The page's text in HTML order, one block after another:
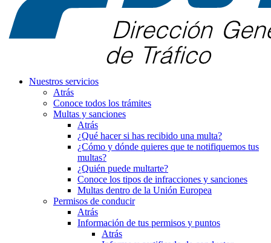
Nuestros servicios
Atrás
Conoce todos los trámites
Multas y sanciones
Atrás
¿Qué hacer si has recibido una multa?
¿Cómo y dónde quieres que te notifiquemos tus
multas?
¿Quién puede multarte?
Conoce los tipos de infracciones y sanciones
Multas dentro de la Unión Europea
Permisos de conducir
Atrás
Información de tus permisos y puntos
Atrás